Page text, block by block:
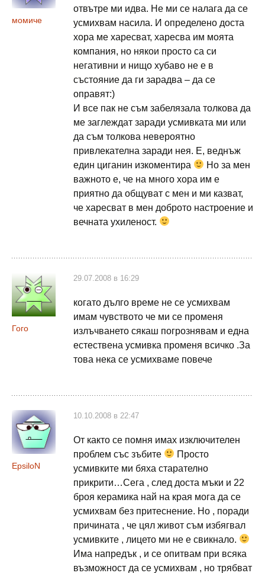
момиче
отвътре ми идва. Не ми се налага да се
усмихвам насила. И определено доста
хора ме харесват, харесва им моята
компания, но някои просто са си
негативни и нищо хубаво не е в
състояние да ги зарадва – да се
оправят:)
И все пак не съм забелязала толкова да
ме заглеждат заради усмивката ми или
да съм толкова невероятно
привлекателна заради нея. Е, веднъж
един циганин изкоментира
Но за мен
важното е, че на много хора им е
приятно да общуват с мен и ми казват,
че харесват в мен доброто настроение и
вечната ухиленост.
Гого
29.07.2008 в 16:29
когато дълго време не се усмихвам
имам чувството че ми се променя
излъчването сякаш погрознявам и една
естествена усмивка променя всичко .За
това нека се усмихваме повече
EpsiloN
10.10.2008 в 22:47
От както се помня имах изключителен
проблем със зъбите
Просто
усмивките ми бяха старателно
прикрити…Сега , след доста мъки и 22
броя керамика най на края мога да се
усмихвам без притеснение. Но , поради
причината , че цял живот съм избягвал
усмивките , лицето ми не е свикнало.
Има напредък , и се опитвам при всяка
възможност да се усмихвам , но трябват